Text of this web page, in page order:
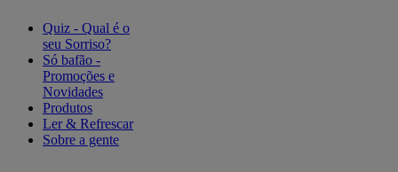
Quiz - Qual é o
seu Sorriso?
Só bafão -
Promoções e
Novidades
Produtos
Ler & Refrescar
Sobre a gente